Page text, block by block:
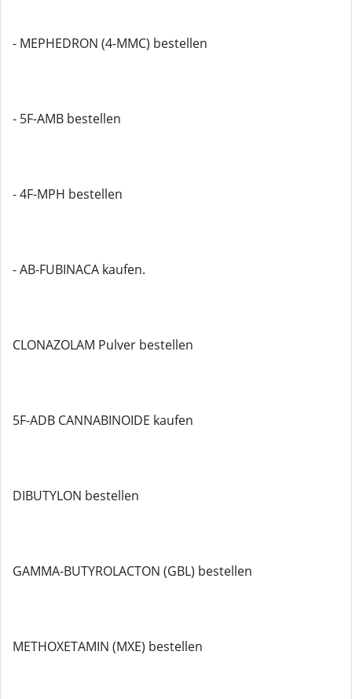
- MEPHEDRON (4-MMC) bestellen
- 5F-AMB bestellen
- 4F-MPH bestellen
- AB-FUBINACA kaufen.
CLONAZOLAM Pulver bestellen
5F-ADB CANNABINOIDE kaufen
DIBUTYLON bestellen
GAMMA-BUTYROLACTON (GBL) bestellen
METHOXETAMIN (MXE) bestellen